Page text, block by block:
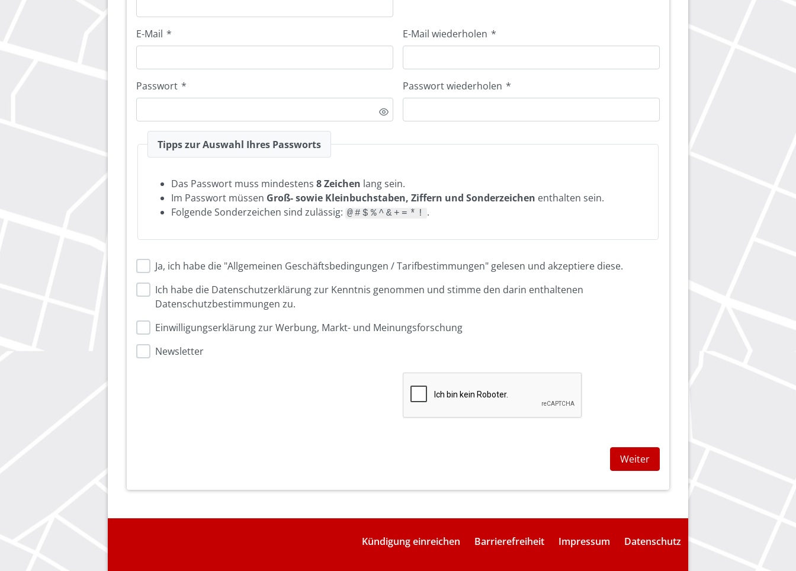
E-Mail * E-Mail wiederholen *
Passwort * Passwort wiederholen *
Tipps zur Auswahl Ihres Passworts
Das Passwort muss mindestens 8 Zeichen lang sein.
Im Passwort müssen Groß- sowie Kleinbuchstaben, Ziffern und Sonderzeichen enthalten sein.
Folgende Sonderzeichen sind zulässig: @#$%^&+=*! .
Ja, ich habe die "Allgemeinen Geschäftsbedingungen / Tarifbestimmungen" gelesen und akzeptiere diese.
Ich habe die Datenschutzerklärung zur Kenntnis genommen und stimme den darin enthaltenen
Datenschutzbestimmungen zu.
Einwilligungserklärung zur Werbung, Markt- und Meinungsforschung
Newsletter
Weiter
Kündigung einreichen Barrierefreiheit Impressum Datenschutz